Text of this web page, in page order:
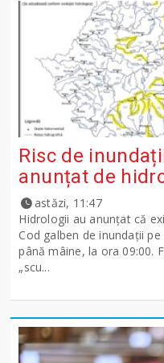
Risc de
anunțat de
astăzi, 11:47
Hidrologii au anunțat că
Cod galben de inundații
până mâine, la ora 09:00.
„scu...